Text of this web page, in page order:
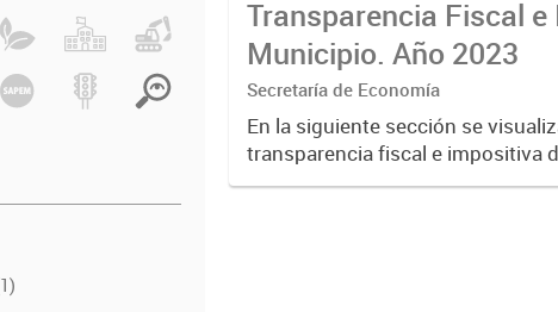
Transparencia Fiscal
Municipio. Año 2023
Secretaría de Economía
En la siguiente sección se
transparencia fiscal e impositiva